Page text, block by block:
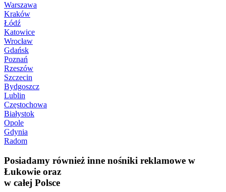
Warszawa
Kraków
Łódź
Katowice
Wrocław
Gdańsk
Poznań
Rzeszów
Szczecin
Bydgoszcz
Lublin
Częstochowa
Białystok
Opole
Gdynia
Radom
Posiadamy również inne nośniki reklamowe w
Łukowie oraz
w całej Polsce